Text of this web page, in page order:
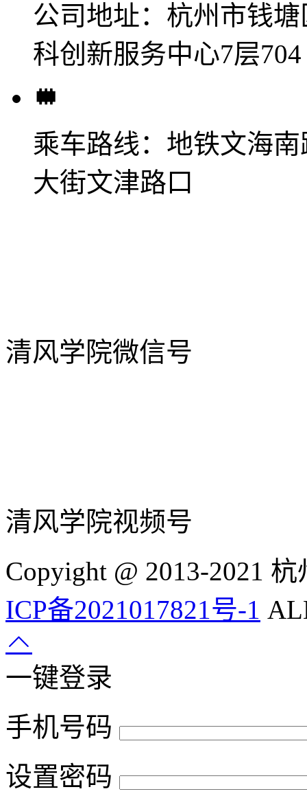
公司地址： 杭州市钱
科创新服务中心7层704
乘车路线： 地铁文海
大街文津路口
清风学院微信号
清风学院视频号
Copyight @ 2013-2021
ICP备2021017821号-1
一键登录
手机号码
设置密码